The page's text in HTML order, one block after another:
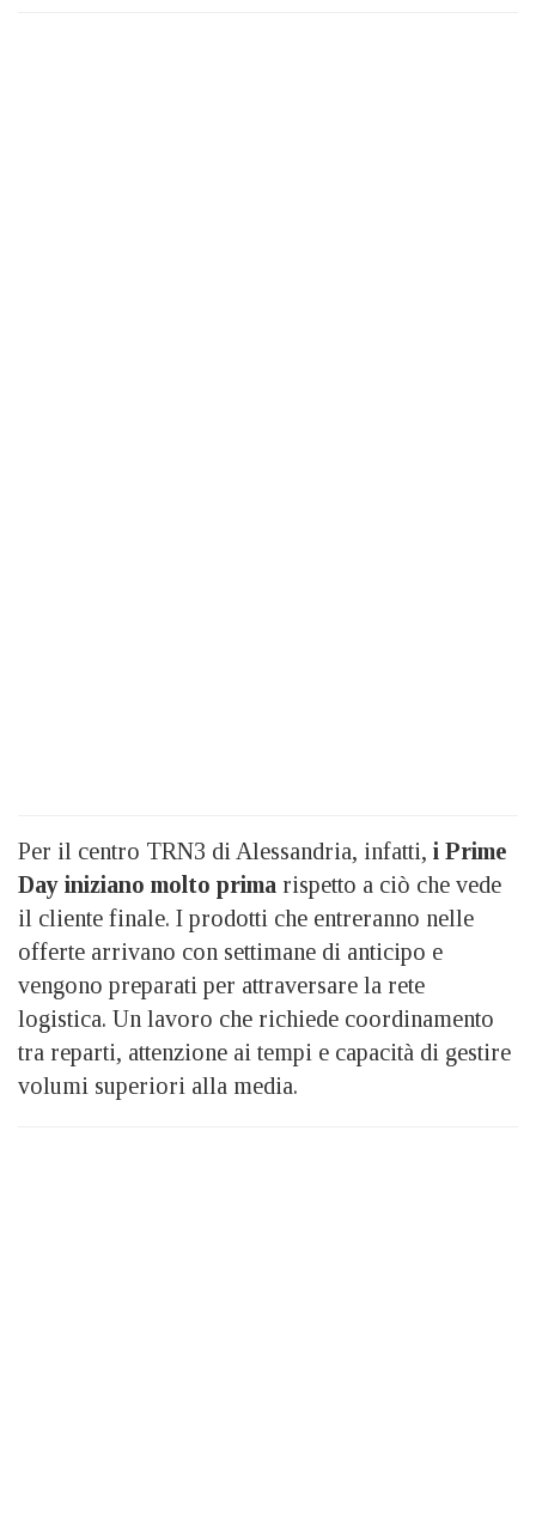
Per il centro TRN3 di Alessandria, infatti, i Prime
Day iniziano molto prima rispetto a ciò che vede
il cliente finale. I prodotti che entreranno nelle
offerte arrivano con settimane di anticipo e
vengono preparati per attraversare la rete
logistica. Un lavoro che richiede coordinamento
tra reparti, attenzione ai tempi e capacità di gestire
volumi superiori alla media.